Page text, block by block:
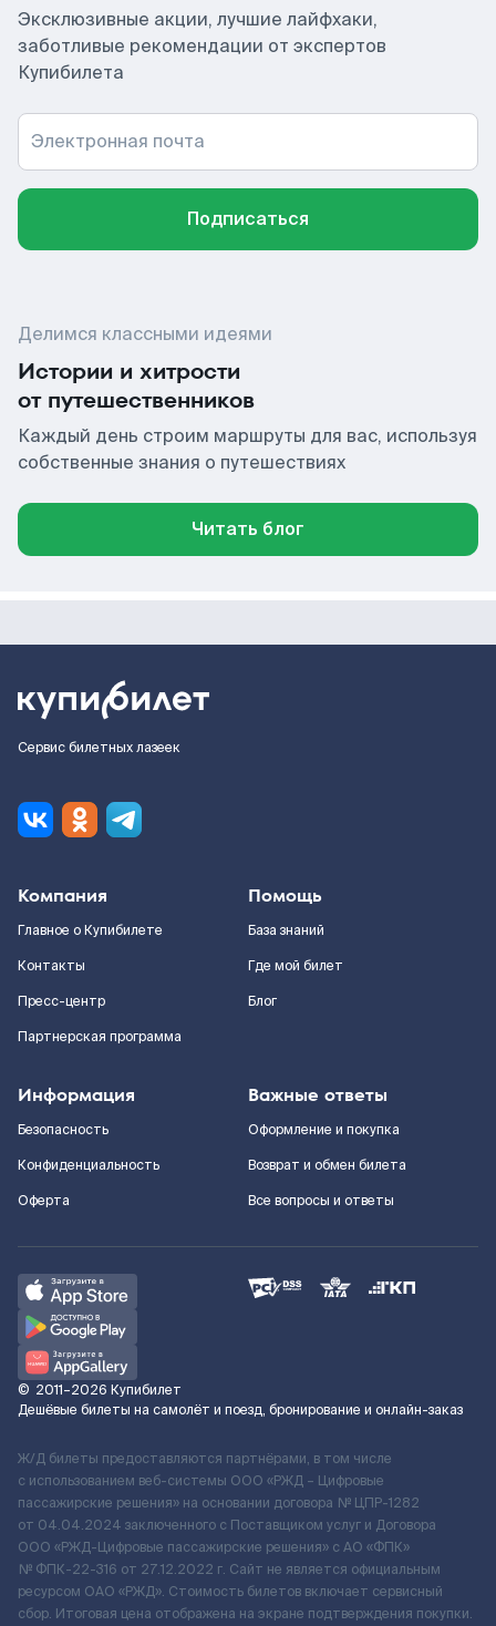
Эксклюзивные акции, лучшие лайфхаки,
заботливые рекомендации от экспертов
Купибилета
Электронная почта
Подписаться
Делимся классными идеями
Истории и хитрости
от путешественников
Каждый день строим маршруты для вас, используя
собственные знания о путешествиях
Читать блог
Сервис билетных лазеек
Компания
Главное о Купибилете
Контакты
Пресс-центр
Партнерская программа
Помощь
База знаний
Где мой билет
Блог
Информация
Безопасность
Конфиденциальность
Оферта
Важные ответы
Оформление и покупка
Возврат и обмен билета
Все вопросы и ответы
© 2011–2026 Купибилет
Дешёвые билеты на самолёт и поезд, бронирование и онлайн-заказ
Ж/Д билеты предоставляются партнёрами, в том числе
с использованием веб-системы ООО «РЖД – Цифровые
пассажирские решения» на основании договора № ЦПР-1282
от 04.04.2024 заключенного с Поставщиком услуг и Договора
ООО «РЖД-Цифровые пассажирские решения» c АО «ФПК»
№ ФПК-22-316 от 27.12.2022 г. Сайт не является официальным
ресурсом ОАО «РЖД». Стоимость билетов включает сервисный
сбор. Итоговая цена отображена на экране подтверждения покупки.